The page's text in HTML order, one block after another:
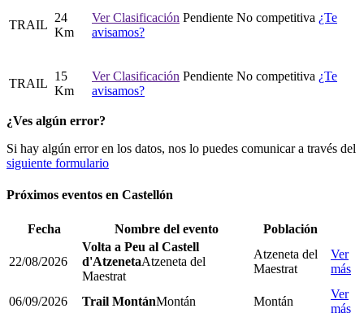
TRAIL
24
Km
Ver Clasificación Pendiente No competitiva ¿Te
avisamos?
TRAIL
15
Km
Ver Clasificación Pendiente No competitiva ¿Te
avisamos?
¿Ves algún error?
Si hay algún error en los datos, nos lo puedes comunicar a través del
siguiente formulario
Próximos eventos en Castellón
Fecha Nombre del evento Población
22/08/2026
Volta a Peu al Castell
d'AtzenetaAtzeneta del
Maestrat
Atzeneta del
Maestrat
Ver
más
06/09/2026 Trail MontánMontán Montán
Ver
más